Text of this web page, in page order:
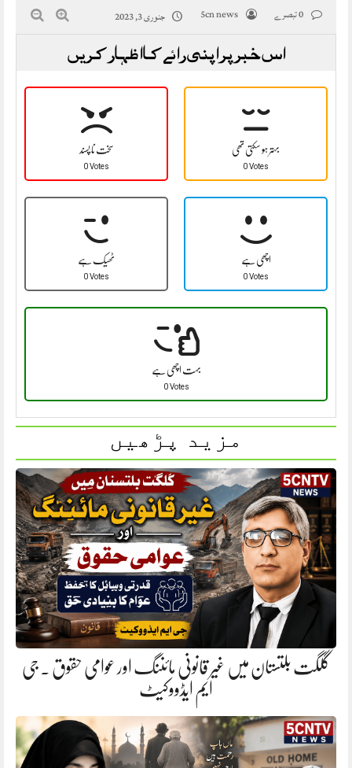
5cn news جنوری 3, 2023
اس خبر پر اپنی رائے کا اظہار کریں
سخت نا پسند
0 Votes
بہتر ہو سکتی تھی
0 Votes
ٹھیک ہے
0 Votes
اچھی ہے
0 Votes
بہت اچھی ہے
0 Votes
مزید پڑھیں
گلگت بلتستان میں غیر قانونی مائننگ اور عوامی حقوق . جی
ایم ایڈووکیٹ